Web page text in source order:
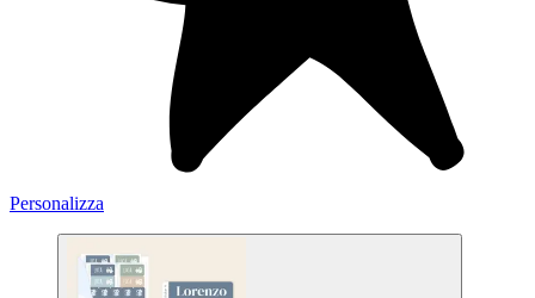
Personalizza